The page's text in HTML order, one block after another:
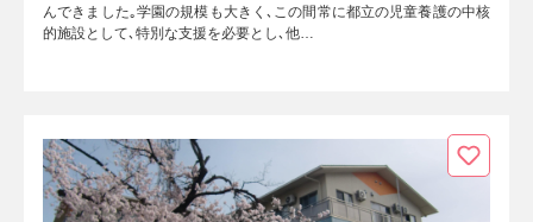
んできました｡学園の規模も大きく､この間常に都立の児童養護の中核
的施設として､特別な支援を必要とし､他…